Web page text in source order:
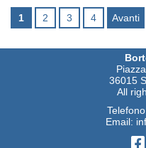
1 2 3 4 Avanti
36015
All
Email: